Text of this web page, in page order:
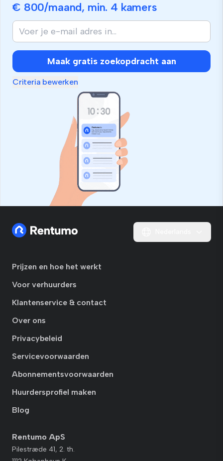
€ 800/maand, min. 4 kamers
Maak gratis zoekopdracht aan
Criteria bewerken
Prijzen en hoe het werkt
Voor verhuurders
Klantenservice & contact
Over ons
Privacybeleid
Servicevoorwaarden
Abonnementsvoorwaarden
Huurdersprofiel maken
Blog
Rentumo ApS
Pilestræde 41, 2. th.